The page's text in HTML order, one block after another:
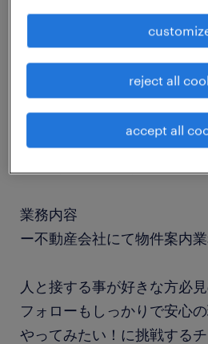
job details
職種
営業アシスタント
勤務期間
業務内容
ー不動産会社にて物件案内
人と接する事が好きな方必
フォローもしっかりで安心
やってみたい！に挑戦する
reject all
accept all